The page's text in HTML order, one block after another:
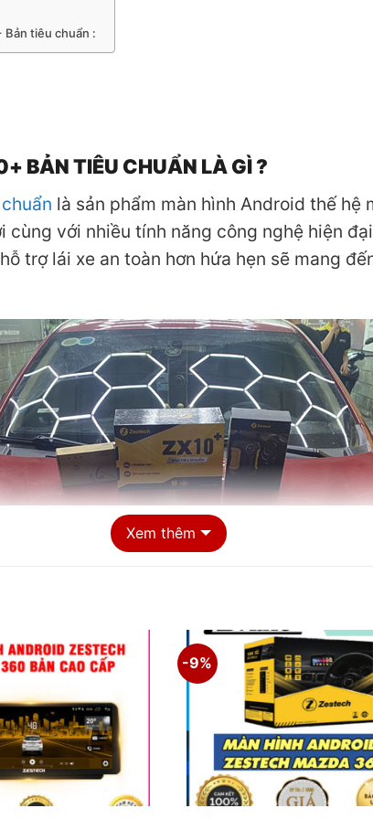
Bản tiêu chuẩn :
BẢN TIÊU CHUẨN LÀ GÌ ?
là sản phẩm màn hình Android thế
với nhiều tính năng công nghệ hiện
trợ lái xe an toàn hơn hứa hẹn sẽ mang
Xem thêm
-9%